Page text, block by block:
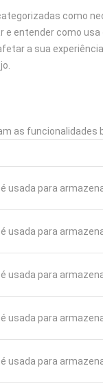
como
entender como
a sua experiência
as funcionalidades
usada para
é usada para
usada para
é usada para
é usada para